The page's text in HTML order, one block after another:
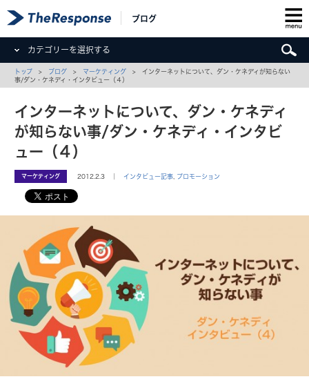
ブログ
カテゴリーを選択する
トップ > ブログ > マーケティング > インターネットについて、ダン・ケネディが知らない
事/ダン・ケネディ・インタビュー（４）
インターネットについて、ダン・ケネディ
が知らない事/ダン・ケネディ・インタビ
ュー（４）
マーケティング 2012.2.3 ｜ インタビュー記事 プロモーション